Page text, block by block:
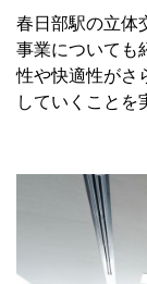
春日部駅の立体
事業についても
性や快適性がさ
していくことを